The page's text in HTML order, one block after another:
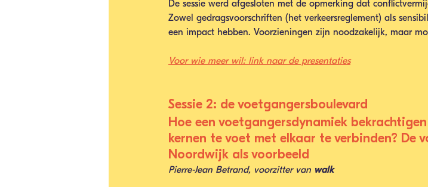
De sessie werd afgesloten met de opmerking dat
Zowel gedragsvoorschriften (het verkeersreglement) als
een impact hebben. Voorzieningen zijn noodzakelijk, maar
Voor wie meer wil: link naar de presentaties
Sessie 2: de voetgangersboulevard
Hoe een voetgangersdynamiek
kernen te voet met elkaar te verbinden? De
Noordwijk als voorbeeld
Pierre-Jean Betrand, voorzitter van walk